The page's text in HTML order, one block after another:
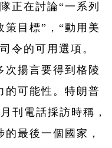
正在討論“一系列
目標”，“動用美
令的可用選項。
次揚言要得到格陵
的可能性。特朗普
刊電話採訪時稱，
最後一個國家，